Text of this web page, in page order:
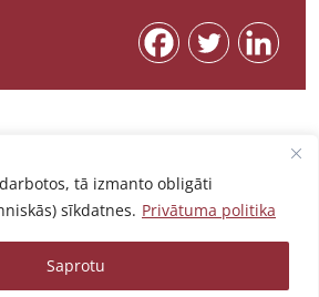
tā izmanto obligāti
sīkdatnes. Privātuma politika
Saprotu
atjaunota 07.08.2026
datubāze